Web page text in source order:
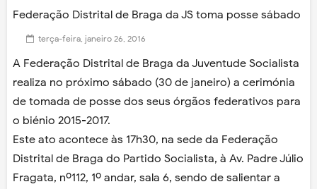
Federação Distrital de Braga da JS toma posse sábado
terça-feira, janeiro 26, 2016
A Federação Distrital de Braga da Juventude Socialista
realiza no próximo sábado (30 de janeiro) a cerimónia
de tomada de posse dos seus órgãos federativos para
o biénio 2015-2017.
Este ato acontece às 17h30, na sede da Federação
Distrital de Braga do Partido Socialista, à Av. Padre Júlio
Fragata, nº112, 1º andar, sala 6, sendo de salientar a